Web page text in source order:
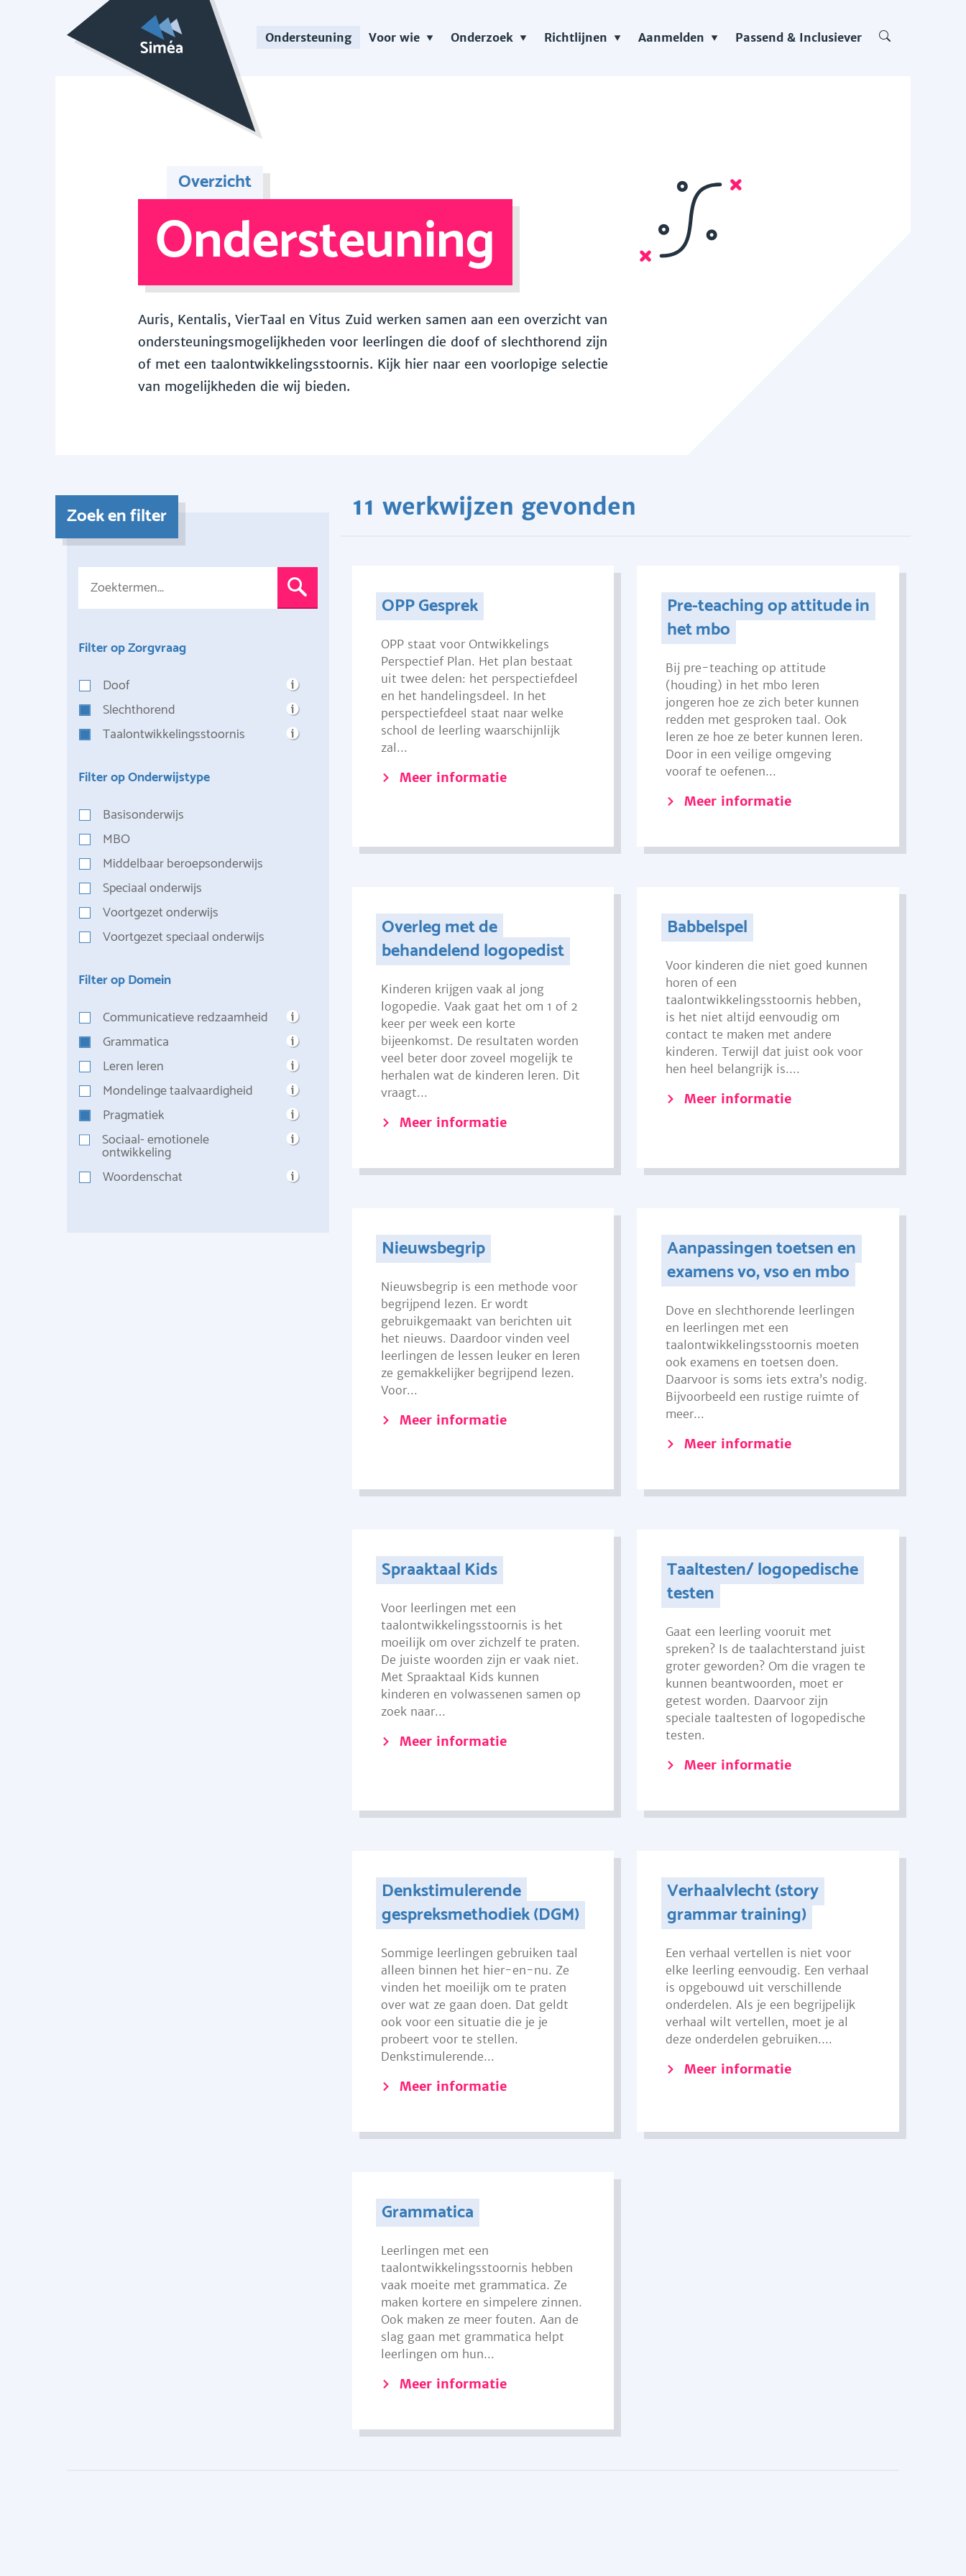
Ondersteuning Voor wie Onderzoek Richtlijnen Aanmelden Passend & Inclusiever
Overzicht
Ondersteuning
Auris, Kentalis, VierTaal en Vitus Zuid werken samen aan een overzicht van
ondersteuningsmogelijkheden voor leerlingen die doof of slechthorend zijn
of met een taalontwikkelingsstoornis. Kijk hier naar een voorlopige selectie
van mogelijkheden die wij bieden.
Zoek en filter
Filter op Zorgvraag
Doof
Slechthorend
Taalontwikkelingsstoornis
Filter op Onderwijstype
Basisonderwijs
MBO
Middelbaar beroepsonderwijs
Speciaal onderwijs
Voortgezet onderwijs
Voortgezet speciaal onderwijs
Filter op Domein
Communicatieve redzaamheid
Grammatica
Leren leren
Mondelinge taalvaardigheid
Pragmatiek
Sociaal- emotionele
ontwikkeling
Woordenschat
11 werkwijzen gevonden
OPP Gesprek
OPP staat voor Ontwikkelings
Perspectief Plan. Het plan bestaat
uit twee delen: het perspectiefdeel
en het handelingsdeel. In het
perspectiefdeel staat naar welke
school de leerling waarschijnlijk
zal...
Meer informatie
Pre-teaching op attitude in
het mbo
Bij pre-teaching op attitude
(houding) in het mbo leren
jongeren hoe ze zich beter kunnen
redden met gesproken taal. Ook
leren ze hoe ze beter kunnen leren.
Door in een veilige omgeving
vooraf te oefenen...
Meer informatie
Overleg met de
behandelend logopedist
Kinderen krijgen vaak al jong
logopedie. Vaak gaat het om 1 of 2
keer per week een korte
bijeenkomst. De resultaten worden
veel beter door zoveel mogelijk te
herhalen wat de kinderen leren. Dit
vraagt...
Meer informatie
Babbelspel
Voor kinderen die niet goed kunnen
horen of een
taalontwikkelingsstoornis hebben,
is het niet altijd eenvoudig om
contact te maken met andere
kinderen. Terwijl dat juist ook voor
hen heel belangrijk is....
Meer informatie
Nieuwsbegrip
Nieuwsbegrip is een methode voor
begrijpend lezen. Er wordt
gebruikgemaakt van berichten uit
het nieuws. Daardoor vinden veel
leerlingen de lessen leuker en leren
ze gemakkelijker begrijpend lezen.
Voor...
Meer informatie
Aanpassingen toetsen en
examens vo, vso en mbo
Dove en slechthorende leerlingen
en leerlingen met een
taalontwikkelingsstoornis moeten
ook examens en toetsen doen.
Daarvoor is soms iets extra’s nodig.
Bijvoorbeeld een rustige ruimte of
meer...
Meer informatie
Spraaktaal Kids
Voor leerlingen met een
taalontwikkelingsstoornis is het
moeilijk om over zichzelf te praten.
De juiste woorden zijn er vaak niet.
Met Spraaktaal Kids kunnen
kinderen en volwassenen samen op
zoek naar...
Meer informatie
Taaltesten/ logopedische
testen
Gaat een leerling vooruit met
spreken? Is de taalachterstand juist
groter geworden? Om die vragen te
kunnen beantwoorden, moet er
getest worden. Daarvoor zijn
speciale taaltesten of logopedische
testen.
Meer informatie
Denkstimulerende
gespreksmethodiek (DGM)
Sommige leerlingen gebruiken taal
alleen binnen het hier-en-nu. Ze
vinden het moeilijk om te praten
over wat ze gaan doen. Dat geldt
ook voor een situatie die je je
probeert voor te stellen.
Denkstimulerende...
Meer informatie
Verhaalvlecht (story
grammar training)
Een verhaal vertellen is niet voor
elke leerling eenvoudig. Een verhaal
is opgebouwd uit verschillende
onderdelen. Als je een begrijpelijk
verhaal wilt vertellen, moet je al
deze onderdelen gebruiken....
Meer informatie
Grammatica
Leerlingen met een
taalontwikkelingsstoornis hebben
vaak moeite met grammatica. Ze
maken kortere en simpelere zinnen.
Ook maken ze meer fouten. Aan de
slag gaan met grammatica helpt
leerlingen om hun...
Meer informatie